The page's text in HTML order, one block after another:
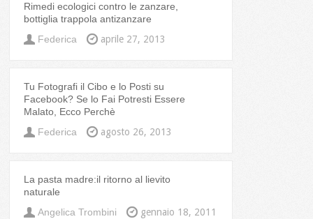
Rimedi ecologici contro le zanzare,
bottiglia trappola antizanzare
Federica
aprile 27, 2013
Tu Fotografi il Cibo e lo Posti su
Facebook? Se lo Fai Potresti Essere
Malato, Ecco Perchè
Federica
agosto 26, 2013
La pasta madre:il ritorno al lievito
naturale
Angelica Trombini
gennaio 18, 2011